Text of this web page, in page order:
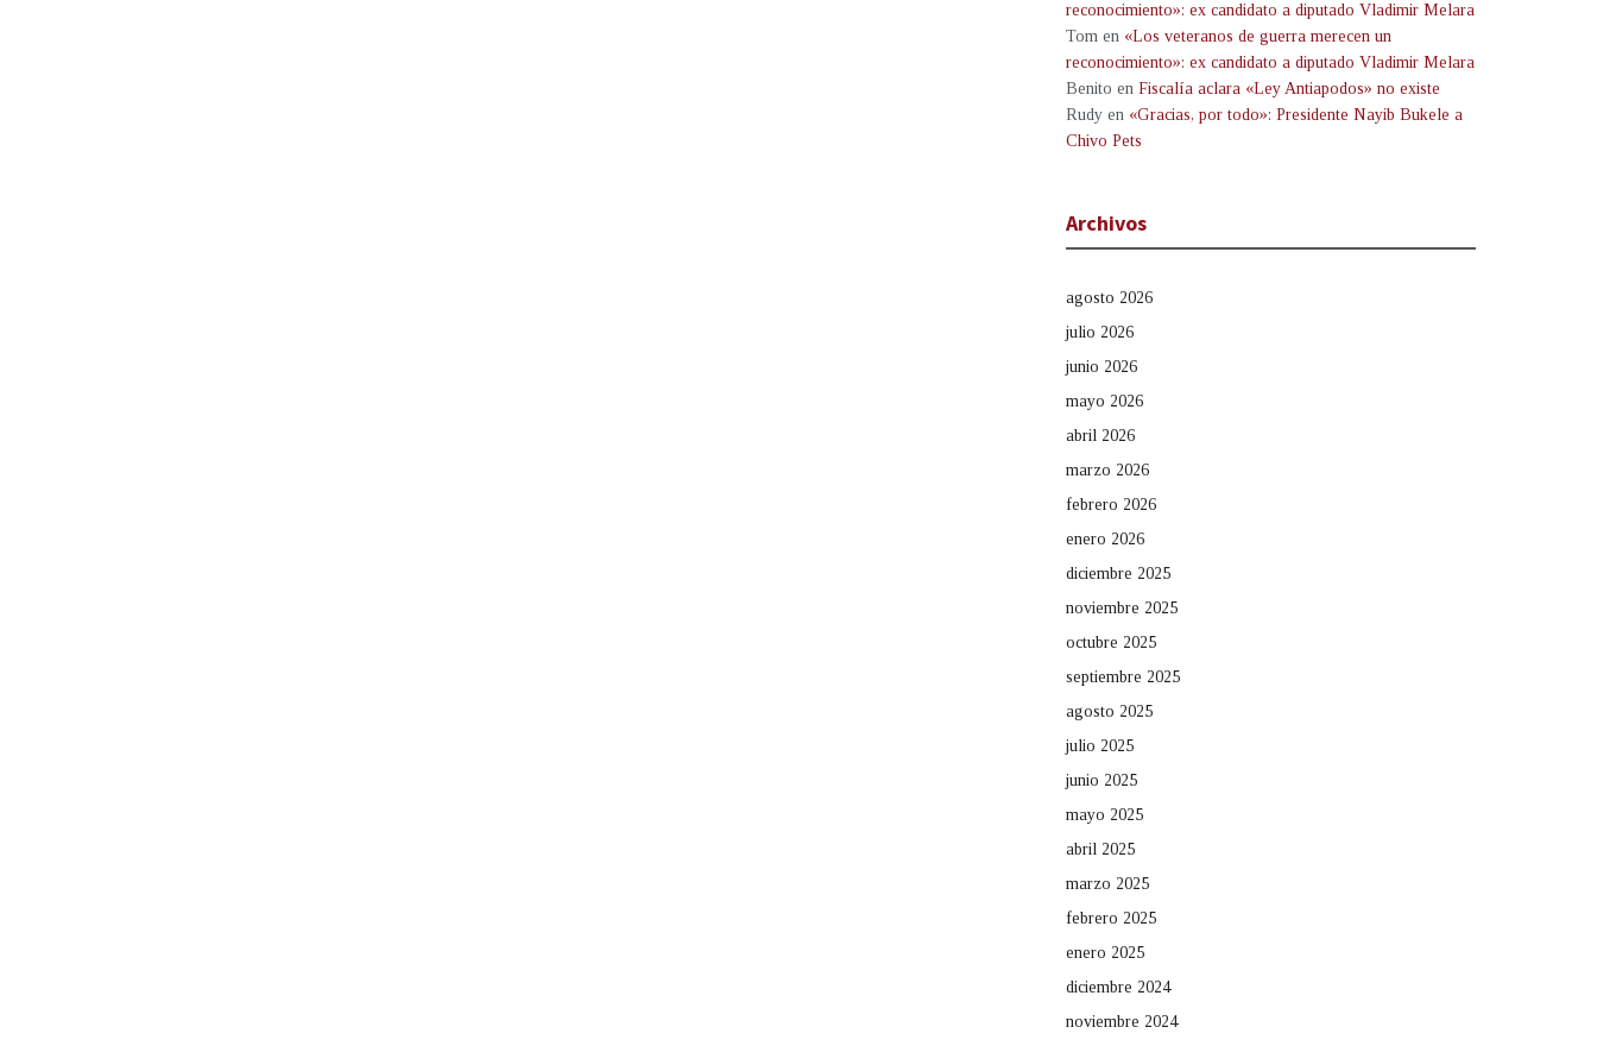
reconocimiento»: ex candidato a diputado Vladimir Melara
Tom en «Los veteranos de guerra merecen un
reconocimiento»: ex candidato a diputado Vladimir Melara
Benito en Fiscalía aclara «Ley Antiapodos» no existe
Rudy en «Gracias, por todo»: Presidente Nayib Bukele a
Chivo Pets
Archivos
agosto 2026
julio 2026
junio 2026
mayo 2026
abril 2026
marzo 2026
febrero 2026
enero 2026
diciembre 2025
noviembre 2025
octubre 2025
septiembre 2025
agosto 2025
julio 2025
junio 2025
mayo 2025
abril 2025
marzo 2025
febrero 2025
enero 2025
diciembre 2024
noviembre 2024